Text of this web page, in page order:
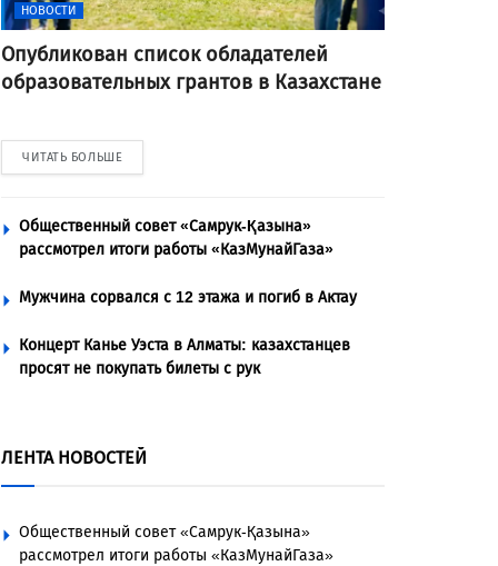
НОВОСТИ
Опубликован список обладателей
образовательных грантов в Казахстане
ЧИТАТЬ БОЛЬШЕ
Общественный совет «Самрук-Қазына»
рассмотрел итоги работы «КазМунайГаза»
Мужчина сорвался с 12 этажа и погиб в Актау
Концерт Канье Уэста в Алматы: казахстанцев
просят не покупать билеты с рук
ЛЕНТА НОВОСТЕЙ
Общественный совет «Самрук-Қазына»
рассмотрел итоги работы «КазМунайГаза»